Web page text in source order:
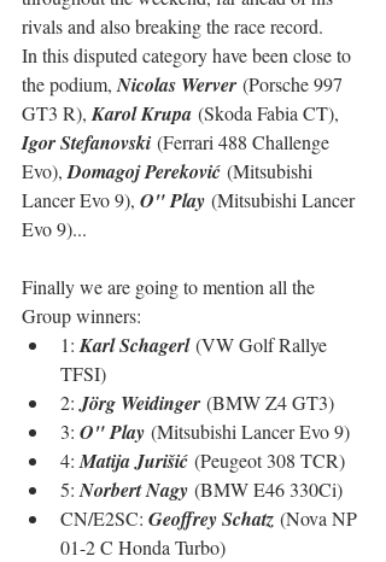
rivals and also breaking the race record.
In this disputed category have been close to
the podium, Nicolas Werver (Porsche 997
GT3 R), Karol Krupa (Skoda Fabia CT),
Igor Stefanovski (Ferrari 488 Challenge
Evo), Domagoj Pereković (Mitsubishi
Lancer Evo 9), O" Play (Mitsubishi Lancer
Evo 9)...
Finally we are going to mention all the
Group winners:
1: Karl Schagerl (VW Golf Rallye
TFSI)
2: Jörg Weidinger (BMW Z4 GT3)
3: O" Play (Mitsubishi Lancer Evo 9)
4: Matija Jurišić (Peugeot 308 TCR)
5: Norbert Nagy (BMW E46 330Ci)
CN/E2SC: Geoffrey Schatz (Nova NP
01-2 C Honda Turbo)